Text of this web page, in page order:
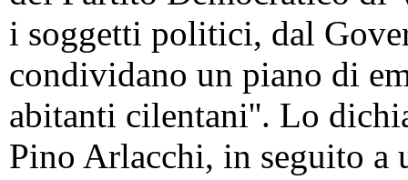
i soggetti politici, dal
condividano un piano di
abitanti cilentani''. Lo
Pino Arlacchi, in seguito a